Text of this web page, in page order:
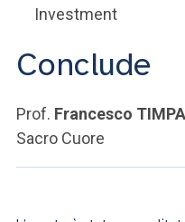
Investment
Conclude
Prof. Francesco
Sacro Cuore